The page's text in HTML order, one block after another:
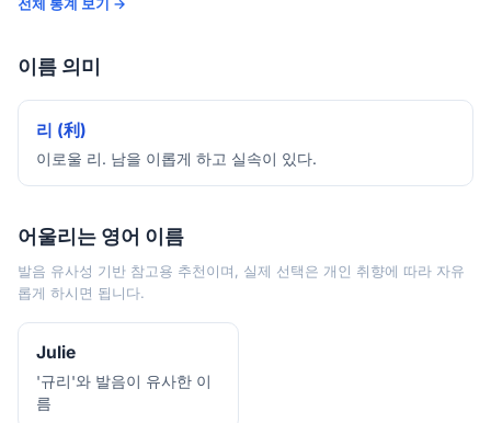
전체 통계 보기 →
이름 의미
리 (利)
이로울 리. 남을 이롭게 하고 실속이 있다.
어울리는 영어 이름
발음 유사성 기반 참고용 추천이며, 실제 선택은 개인 취향에 따라 자유
롭게 하시면 됩니다.
Julie
'규리'와 발음이 유사한 이
름